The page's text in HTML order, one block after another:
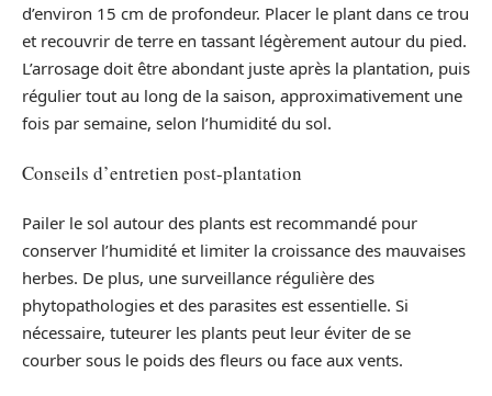
d’environ 15 cm de profondeur. Placer le plant dans ce trou
et recouvrir de terre en tassant légèrement autour du pied.
L’arrosage doit être abondant juste après la plantation, puis
régulier tout au long de la saison, approximativement une
fois par semaine, selon l’humidité du sol.
Conseils d’entretien post-plantation
Pailer le sol autour des plants est recommandé pour
conserver l’humidité et limiter la croissance des mauvaises
herbes. De plus, une surveillance régulière des
phytopathologies et des parasites est essentielle. Si
nécessaire, tuteurer les plants peut leur éviter de se
courber sous le poids des fleurs ou face aux vents.